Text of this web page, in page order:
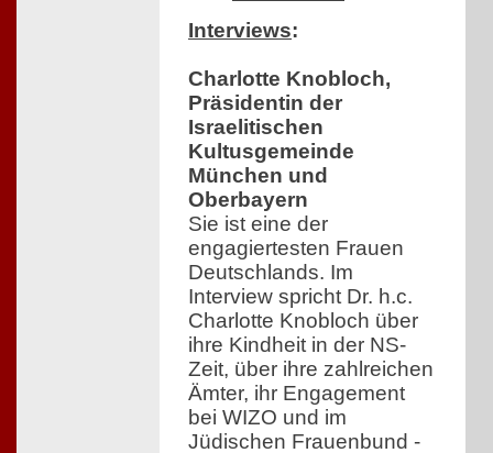
Interviews:
Charlotte Knobloch,
Präsidentin der
Israelitischen
Kultusgemeinde
München und
Oberbayern
Sie ist eine der
engagiertesten Frauen
Deutschlands. Im
Interview spricht Dr. h.c.
Charlotte Knobloch über
ihre Kindheit in der NS-
Zeit, über ihre zahlreichen
Ämter, ihr Engagement
bei WIZO und im
Jüdischen Frauenbund -